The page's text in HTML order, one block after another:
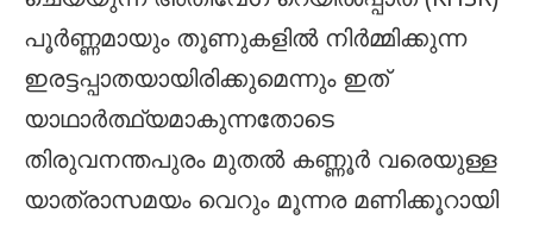
പൂർണ്ണമായും തൂണുകളിൽ നിർമ്മിക്കുന്ന
ഇരട്ടപ്പാതയായിരിക്കുമെന്നും ഇത്
യാഥാർത്ഥ്യമാകുന്നതോടെ
തിരുവനന്തപുരം മുതൽ കണ്ണൂർ വരെയുള്ള
യാത്രാസമയം വെറും മൂന്നര മണിക്കൂറായി